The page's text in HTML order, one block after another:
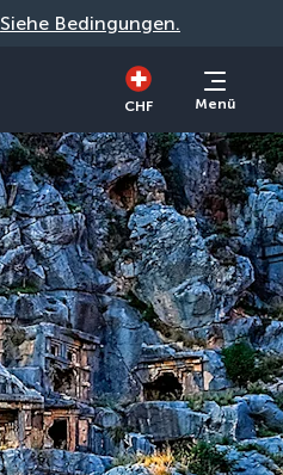
Siehe Bedingungen.
CHF Menü